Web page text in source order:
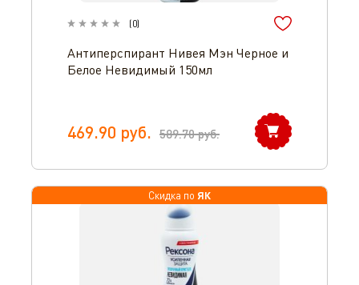
(0)
Антиперспирант Нивея Мэн Черное и
Белое Невидимый 150мл
469.90 руб. 589.70руб.
Скидка по ЯК